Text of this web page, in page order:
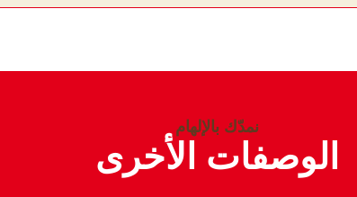
نمدّك بالإلهام
الوصفات الأخرى